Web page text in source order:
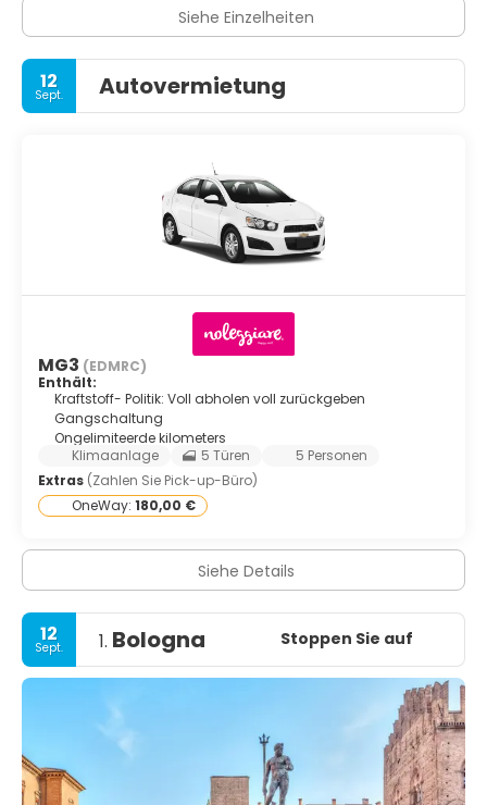
Siehe Einzelheiten
12
Sept. Autovermietung
MG3 (EDMRC)
Enthält:
Kraftstoff- Politik: Voll abholen voll zurückgeben
Gangschaltung
Ongelimiteerde kilometers
Klimaanlage
5 Türen
5 Personen
Extras (Zahlen Sie Pick-up-Büro)
OneWay: 180,00 €
Siehe Details
12
Sept. 1. Bologna Stoppen Sie auf